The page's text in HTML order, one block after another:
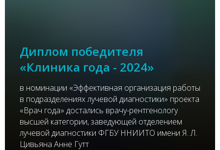
Диплом победителя
«Клиника года - 2024»
в номинации «Эффективная организация работы
в подразделениях лучевой диагностики» проекта
«Врач года» достались врачу-рентгенологу
высшей категории, заведующей отделением
лучевой диагностики ФГБУ ННИИТО имени Я. Л.
Цивьяна Анне Гутт